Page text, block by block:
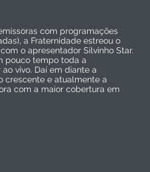
com programações
a Fraternidade estreou o
o apresentador Silvinho Star.
pouco tempo toda a
vivo. Daí em diante a
crescente e atualmente a
com a maior cobertura em